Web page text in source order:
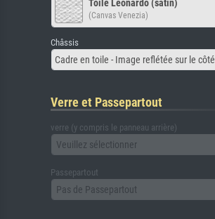
Toile Leonardo (satin)
(Canvas Venezia)
Châssis
Cadre en toile - Image reflétée sur le côté
Verre et Passepartout
verre (y compris le panneau arrière)
Veuillez sélectionner
Passepartout
Pas de Passepartout